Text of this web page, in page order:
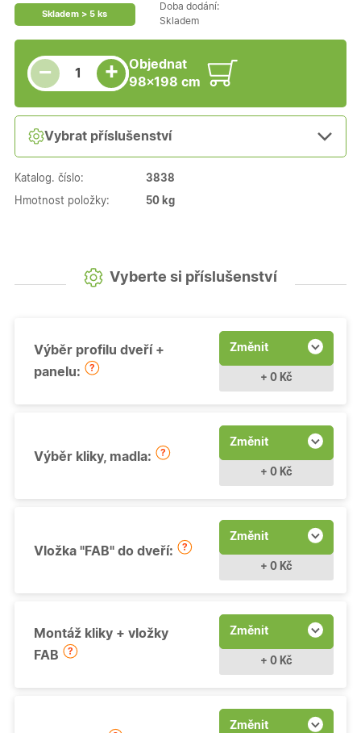
Skladem > 5 ks
Doba dodání:
Skladem
−
Snížit množství
Počet kusů +
Zvýšit množství
Objednat
98×198 cm
Vybrat příslušenství
Katalog. číslo: 3838
Hmotnost položky: 50 kg
Vyberte si příslušenství
Výběr profilu dveří +
panelu:
Změnit
+ 0 Kč
Výběr kliky, madla:
Změnit
+ 0 Kč
Vložka "FAB" do dveří:
Změnit
+ 0 Kč
Montáž kliky + vložky
FAB
Změnit
+ 0 Kč
Změnit